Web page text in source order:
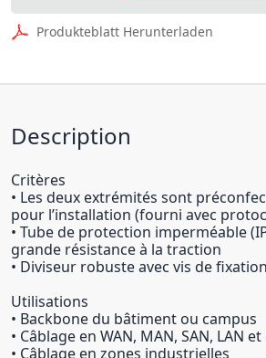
Produkteblatt Herunterladen
Description
Critères
• Les deux extrémités sont
pour l’installation (fourni avec
• Tube de protection imperméable
grande résistance à la traction
• Diviseur robuste avec vis de fixation
Utilisations
• Backbone du bâtiment ou campus
• Câblage en WAN, MAN, SAN, LAN
• Câblage en zones industrielles